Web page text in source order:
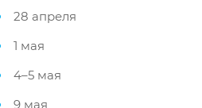
28 апреля
1 мая
4–5 мая
9 мая